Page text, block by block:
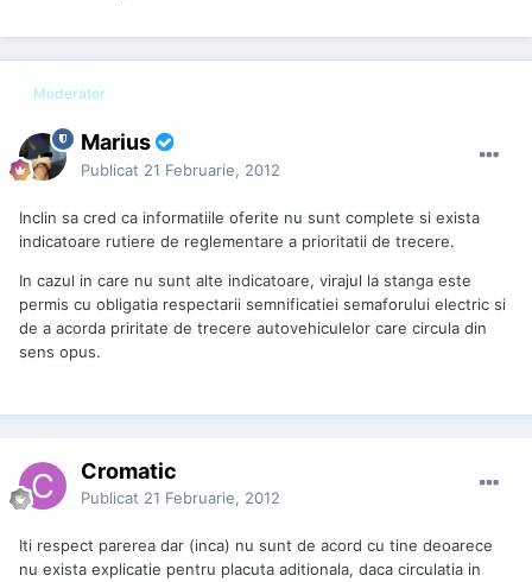
Moderator
Marius
Publicat 21 Februarie, 2012
Inclin sa cred ca informatiile oferite nu sunt complete si exista
indicatoare rutiere de reglementare a prioritatii de trecere.
In cazul in care nu sunt alte indicatoare, virajul la stanga este
permis cu obligatia respectarii semnificatiei semaforului electric si
de a acorda priritate de trecere autovehiculelor care circula din
sens opus.
Cromatic
Publicat 21 Februarie, 2012
Iti respect parerea dar (inca) nu sunt de acord cu tine deoarece
nu exista explicatie pentru placuta aditionala, daca circulatia in